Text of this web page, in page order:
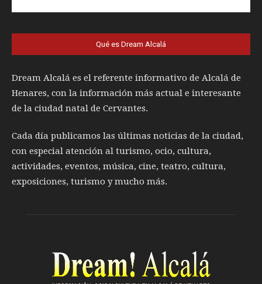
Qué es Dream Alcalá
Dream Alcalá es el referente informativo de Alcalá de
Henares, con la información más actual e interesante
de la ciudad natal de Cervantes.
Cada día publicamos las últimas noticias de la ciudad,
con especial atención al turismo, ocio, cultura,
actividades, eventos, música, cine, teatro, cultura,
exposiciones, turismo y mucho más.